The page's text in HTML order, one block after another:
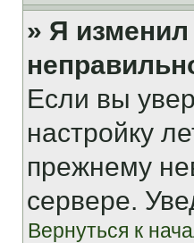
» Я
Если вы
настройку
прежнему
сервере.
Вернуться к